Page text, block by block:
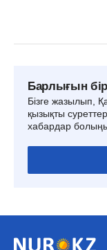
Барлығын
Бізге жазылып,
қызықты
хабардар